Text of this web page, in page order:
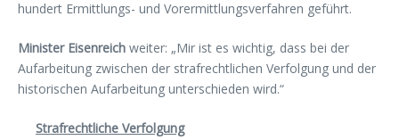
hundert Ermittlungs- und Vorermittlungsverfahren geführt.
Minister Eisenreich weiter: „Mir ist es wichtig, dass bei der
Aufarbeitung zwischen der strafrechtlichen Verfolgung und der
historischen Aufarbeitung unterschieden wird.“
Strafrechtliche Verfolgung